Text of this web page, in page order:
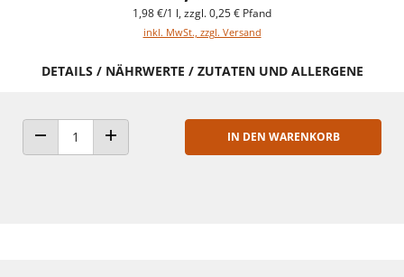
1,98 €/1 l, zzgl. 0,25 € Pfand
inkl. MwSt., zzgl. Versand
DETAILS / NÄHRWERTE / ZUTATEN UND ALLERGENE
ANZAHL VERRINGERNANZAHL ERHÖHEN
IN DEN WARENKORB